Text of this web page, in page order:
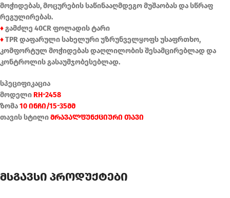
მოჭიდებას, მოცურების საწინააღმდეგო მუშაობას და სწრაფ
რეგულირებას.
♦გამძლე 40CR ფოლადის ტარი
♦TPR დაფარული სახელური უზრუნველყოფს უსაფრთხო,
კომფორტულ მოჭიდებას დაღლილობის შესამცირებლად და
კონტროლის გასაუმჯობესებლად.
სპეციფიკაცია
მოდელიRH-2458
ზომა10 ინჩი/15-35მმ
თავის სტილიმრავალფუნქციური თავი
მსგავსი პროდუქტები